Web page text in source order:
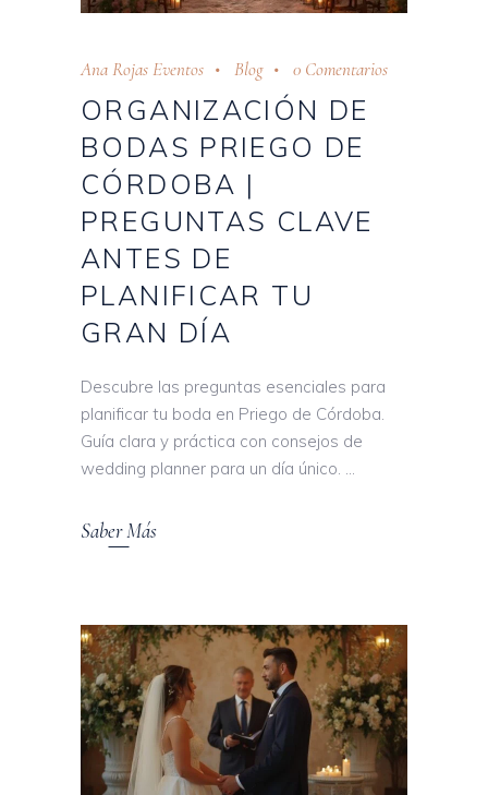
Ana Rojas Eventos Blog 0 Comentarios
ORGANIZACIÓN DE
BODAS PRIEGO DE
CÓRDOBA |
PREGUNTAS CLAVE
ANTES DE
PLANIFICAR TU
GRAN DÍA
Descubre las preguntas esenciales para
planificar tu boda en Priego de Córdoba.
Guía clara y práctica con consejos de
wedding planner para un día único.
Saber Más